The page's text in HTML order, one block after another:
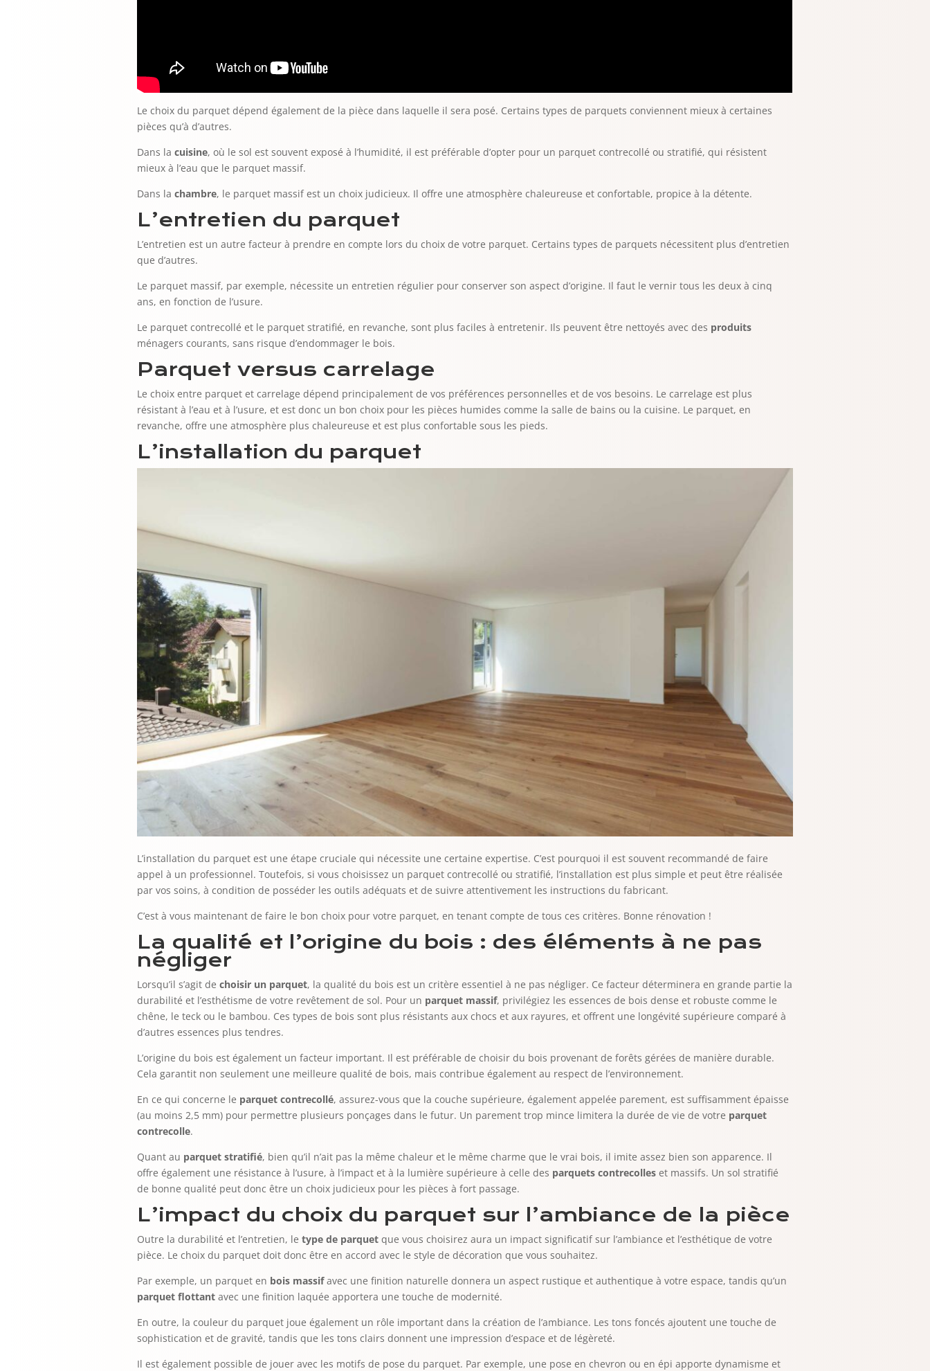
Le choix du parquet dépend également de la pièce dans laquelle il sera posé. Certains types de parquets conviennent mieux à certaines
pièces qu’à d’autres.
Dans lacuisine, où le sol est souvent exposé à l’humidité, il est préférable d’opter pour un parquet contrecollé ou stratifié, qui résistent
mieux à l’eau que le parquet massif.
Dans lachambre, le parquet massif est un choix judicieux. Il offre une atmosphère chaleureuse et confortable, propice à la détente.
L’entretien du parquet
L’entretien est un autre facteur à prendre en compte lors du choix de votre parquet. Certains types de parquets nécessitent plus d’entretien
que d’autres.
Le parquet massif, par exemple, nécessite un entretien régulier pour conserver son aspect d’origine. Il faut le vernir tous les deux à cinq
ans, en fonction de l’usure.
Le parquet contrecollé et le parquet stratifié, en revanche, sont plus faciles à entretenir. Ils peuvent être nettoyés avec des produits
ménagers courants, sans risque d’endommager le bois.
Parquet versus carrelage
Le choix entre parquet et carrelage dépend principalement de vos préférences personnelles et de vos besoins. Le carrelage est plus
résistant à l’eau et à l’usure, et est donc un bon choix pour les pièces humides comme la salle de bains ou la cuisine. Le parquet, en
revanche, offre une atmosphère plus chaleureuse et est plus confortable sous les pieds.
L’installation du parquet
L’installation du parquet est une étape cruciale qui nécessite une certaine expertise. C’est pourquoi il est souvent recommandé de faire
appel à un professionnel. Toutefois, si vous choisissez un parquet contrecollé ou stratifié, l’installation est plus simple et peut être réalisée
par vos soins, à condition de posséder les outils adéquats et de suivre attentivement les instructions du fabricant.
C’est à vous maintenant de faire le bon choix pour votre parquet, en tenant compte de tous ces critères. Bonne rénovation !
La qualité et l’origine du bois : des éléments à ne pas
négliger
Lorsqu’il s’agit dechoisir un parquet, la qualité du bois est un critère essentiel à ne pas négliger. Ce facteur déterminera en grande partie la
durabilité et l’esthétisme de votre revêtement de sol. Pour un parquet massif, privilégiez les essences de bois dense et robuste comme le
chêne, le teck ou le bambou. Ces types de bois sont plus résistants aux chocs et aux rayures, et offrent une longévité supérieure comparé à
d’autres essences plus tendres.
L’origine du bois est également un facteur important. Il est préférable de choisir du bois provenant de forêts gérées de manière durable.
Cela garantit non seulement une meilleure qualité de bois, mais contribue également au respect de l’environnement.
En ce qui concerne le parquet contrecollé, assurez-vous que la couche supérieure, également appelée parement, est suffisamment épaisse
(au moins 2,5 mm) pour permettre plusieurs ponçages dans le futur. Un parement trop mince limitera la durée de vie de votre parquet
contrecolle.
Quant au parquet stratifié, bien qu’il n’ait pas la même chaleur et le même charme que le vrai bois, il imite assez bien son apparence. Il
offre également une résistance à l’usure, à l’impact et à la lumière supérieure à celle des parquets contrecolles et massifs. Un sol stratifié
de bonne qualité peut donc être un choix judicieux pour les pièces à fort passage.
L’impact du choix du parquet sur l’ambiance de la pièce
Outre la durabilité et l’entretien, letype de parquet que vous choisirez aura un impact significatif sur l’ambiance et l’esthétique de votre
pièce. Le choix du parquet doit donc être en accord avec le style de décoration que vous souhaitez.
Par exemple, un parquet en bois massifavec une finition naturelle donnera un aspect rustique et authentique à votre espace, tandis qu’un
parquet flottant avec une finition laquée apportera une touche de modernité.
En outre, la couleur du parquet joue également un rôle important dans la création de l’ambiance. Les tons foncés ajoutent une touche de
sophistication et de gravité, tandis que les tons clairs donnent une impression d’espace et de légèreté.
Il est également possible de jouer avec les motifs de pose du parquet. Par exemple, une pose en chevron ou en épi apporte dynamisme et